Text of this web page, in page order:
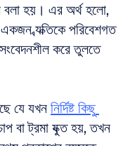
বলা হয়। এর অর্থ হলো,
একজন ব্যক্তিকে পরিবেশগত
করে তুলতে
যে যখন নির্দিষ্ট কিছু
বা ট্রমা যুক্ত হয়, তখন